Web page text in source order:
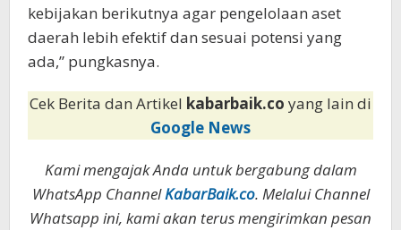
kebijakan berikutnya agar pengelolaan aset
daerah lebih efektif dan sesuai potensi yang
ada,” pungkasnya.
Cek Berita dan Artikel kabarbaik.co yang lain di
Google News
Kami mengajak Anda untuk bergabung dalam
WhatsApp ChannelKabarBaik.co. Melalui Channel
Whatsapp ini, kami akan terus mengirimkan pesan